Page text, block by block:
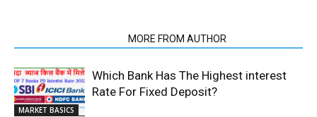
MORE FROM AUTHOR
MARKET BASICS
Which Bank Has The Highest interest
Rate For Fixed Deposit?